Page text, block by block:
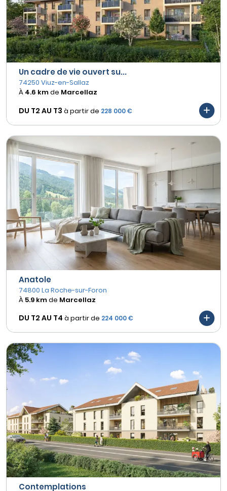
Un cadre de vie ouvert su...
74250 Viuz-en-Sallaz
À 4.6 kmde Marcellaz
DU T2 AU T3 à partir de 228 000 €
Anatole
74800 La Roche-sur-Foron
À 5.9 kmde Marcellaz
DU T2 AU T4 à partir de 224 000 €
Contemplations